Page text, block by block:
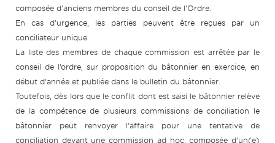
composée d'anciens membres du conseil de l'Ordre.
En cas d'urgence, les parties peuvent être reçues par un
conciliateur unique.
La liste des membres de chaque commission est arrêtée par le
conseil de l’ordre, sur proposition du bâtonnier en exercice, en
début d’année et publiée dans le bulletin du bâtonnier.
Toutefois, dès lors que le conflit dont est saisi le bâtonnier relève
de la compétence de plusieurs commissions de conciliation le
bâtonnier peut renvoyer l’affaire pour une tentative de
conciliation devant une commission ad hoc, composée d’un(e)